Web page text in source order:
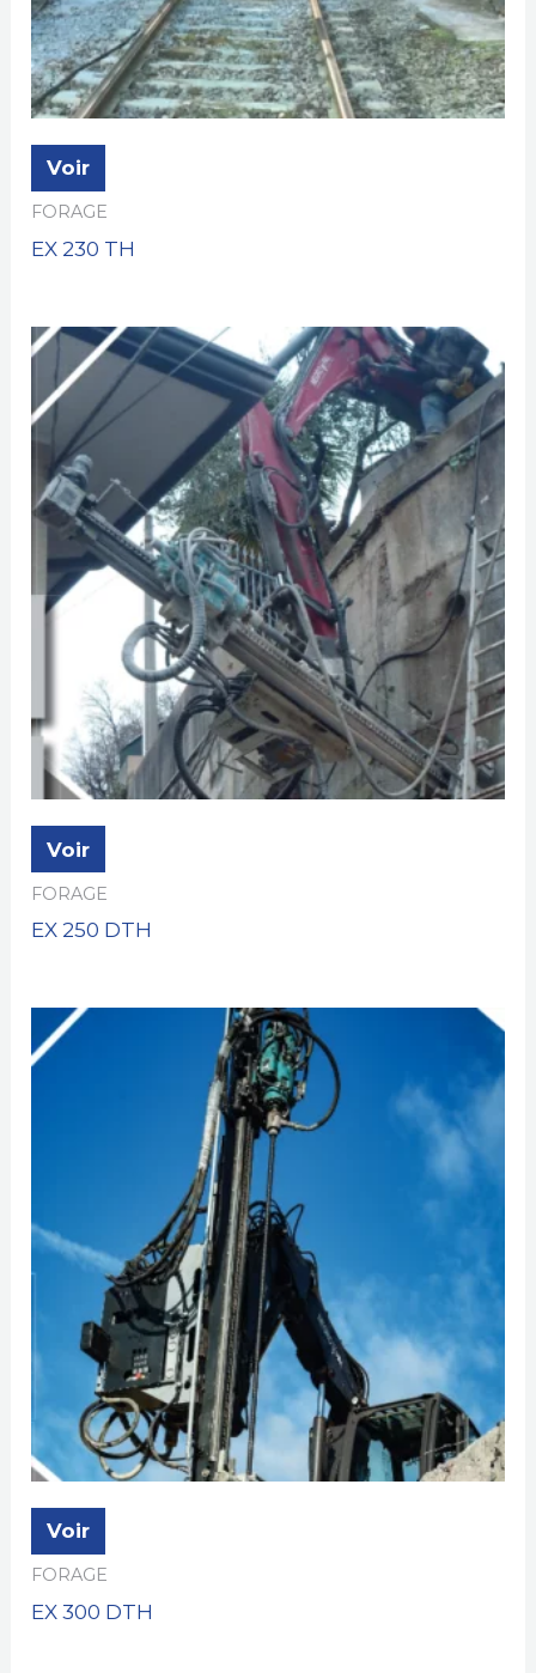
Voir
FORAGE
EX 230 TH
Voir
FORAGE
EX 250 DTH
Voir
FORAGE
EX 300 DTH